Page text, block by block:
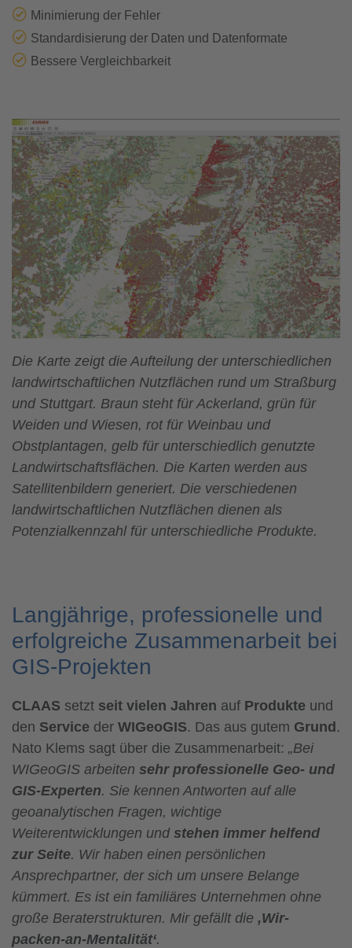
Minimierung der Fehler
Standardisierung der Daten und Datenformate
Bessere Vergleichbarkeit
Die Karte zeigt die Aufteilung der unterschiedlichen
landwirtschaftlichen Nutzflächen rund um Straßburg
und Stuttgart. Braun steht für Ackerland, grün für
Weiden und Wiesen, rot für Weinbau und
Obstplantagen, gelb für unterschiedlich genutzte
Landwirtschaftsflächen. Die Karten werden aus
Satellitenbildern generiert. Die verschiedenen
landwirtschaftlichen Nutzflächen dienen als
Potenzialkennzahl für unterschiedliche Produkte.
Langjährige, professionelle und
erfolgreiche Zusammenarbeit bei
GIS-Projekten
CLAAS setzt seit vielen Jahren auf Produkte und
den Service der WIGeoGIS. Das aus gutem Grund.
Nato Klems sagt über die Zusammenarbeit: „Bei
WIGeoGIS arbeiten sehr professionelle Geo- und
GIS-Experten. Sie kennen Antworten auf alle
geoanalytischen Fragen, wichtige
Weiterentwicklungen und stehen immer helfend
zur Seite. Wir haben einen persönlichen
Ansprechpartner, der sich um unsere Belange
kümmert. Es ist ein familiäres Unternehmen ohne
große Beraterstrukturen. Mir gefällt die ‚Wir-
packen-an-Mentalität‘.